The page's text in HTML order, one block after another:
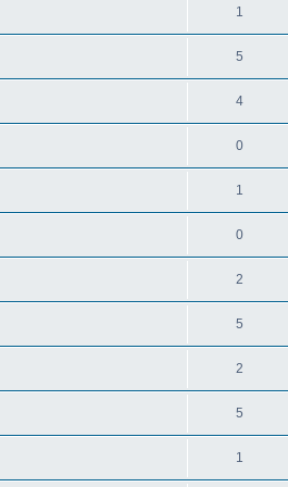
1
5
4
0
1
0
2
5
2
5
1